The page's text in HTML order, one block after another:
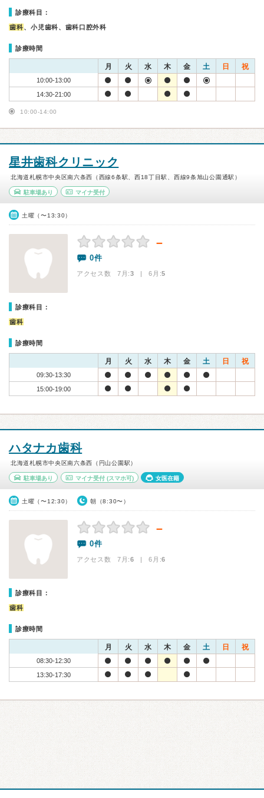
診療科目：
歯科、小児歯科、歯科口腔外科
診療時間
月 火 水 木 金 土 日 祝
10:00-13:00
14:30-21:00
10:00-14:00
星井歯科クリニック
北海道札幌市中央区南六条西（西線6条駅、西18丁目駅、西線9条旭山公園通駅）
駐車場あり マイナ受付
土曜（〜13:30）
－
0件
アクセス数 7月:3 | 6月:5
診療科目：
歯科
診療時間
月 火 水 木 金 土 日 祝
09:30-13:30
15:00-19:00
ハタナカ歯科
北海道札幌市中央区南六条西（円山公園駅）
駐車場あり マイナ受付(スマホ可) 女医在籍
土曜（〜12:30） 朝（8:30〜）
－
0件
アクセス数 7月:6 | 6月:6
診療科目：
歯科
診療時間
月 火 水 木 金 土 日 祝
08:30-12:30
13:30-17:30